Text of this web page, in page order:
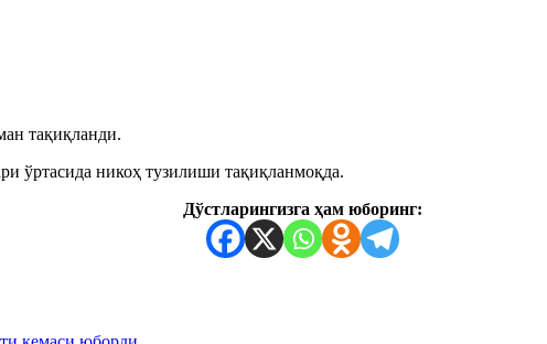
тақиқланди.
ўртасида никоҳ тузилиши тақиқланмоқда.
Дўстларингизга ҳам юборинг: